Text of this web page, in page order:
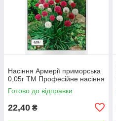
Насіння Армерії приморська
0,05г ТМ Професійне насіння
Готово до відправки
22,40 ₴